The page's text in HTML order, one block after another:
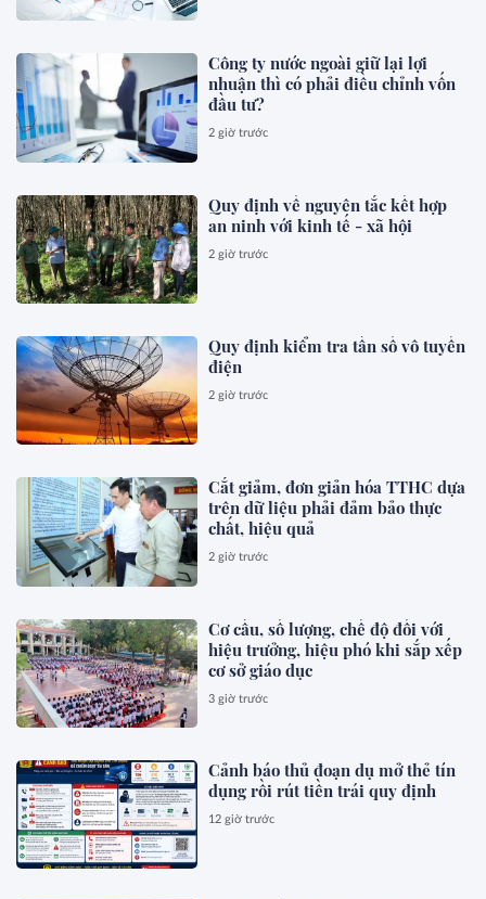
Công ty nước ngoài giữ lại lợi
nhuận thì có phải điều chỉnh vốn
đầu tư?
2 giờ trước
Quy định về nguyên tắc kết hợp
an ninh với kinh tế - xã hội
2 giờ trước
Quy định kiểm tra tần số vô tuyến
điện
2 giờ trước
Cắt giảm, đơn giản hóa TTHC dựa
trên dữ liệu phải đảm bảo thực
chất, hiệu quả
2 giờ trước
Cơ cấu, số lượng, chế độ đối với
hiệu trưởng, hiệu phó khi sắp xếp
cơ sở giáo dục
3 giờ trước
Cảnh báo thủ đoạn dụ mở thẻ tín
dụng rồi rút tiền trái quy định
12 giờ trước